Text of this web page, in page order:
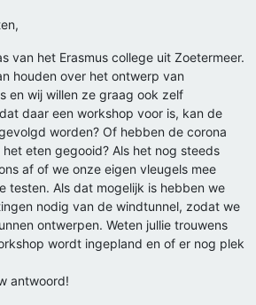
van het Erasmus college uit Zoetermeer.
houden over het ontwerp van
en wij willen ze graag ook zelf
daar een workshop voor is, kan de
worden? Of hebben de corona
eten gegooid? Als het nog steeds
af of we onze eigen vleugels mee
testen. Als dat mogelijk is hebben we
nodig van de windtunnel, zodat we
ontwerpen. Weten jullie trouwens
wordt ingepland en of er nog plek
antwoord!